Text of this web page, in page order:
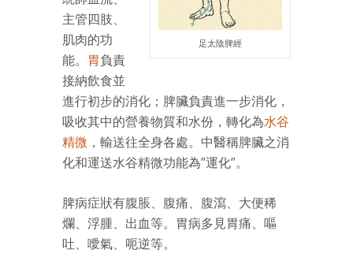
足太陰脾經
主管四肢、
肌肉的功
能。 胃負責
接納飲食並
進行初步的消化；脾臟負責進一步消化，
吸收其中的營養物質和水份，轉化為水谷
精微 ，輸送往全身各處。中醫稱脾臟之消
化和運送水谷精微功能為”運化”。
脾病症狀有腹脹、腹痛、腹瀉、大便稀
爛、浮腫、出血等。胃病多見胃痛、嘔
吐、噯氣、呃逆等。